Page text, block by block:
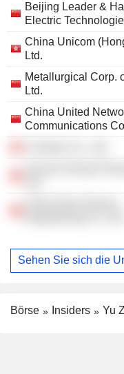
Beijing Leader &
Electric
China Unicom
Ltd.
Metallurgical Corp.
Ltd.
China United
Communications
Sehen Sie sich die
Börse Insiders Yu